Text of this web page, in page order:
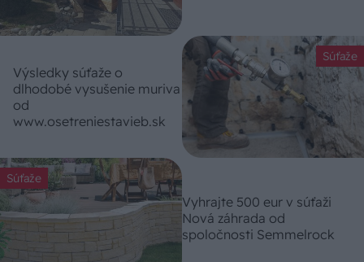
Súťaže
Výsledky súťaže o
dlhodobé vysušenie muriva
od
www.osetreniestavieb.sk
Súťaže
Vyhrajte 500 eur v súťaži
Nová záhrada od
spoločnosti Semmelrock